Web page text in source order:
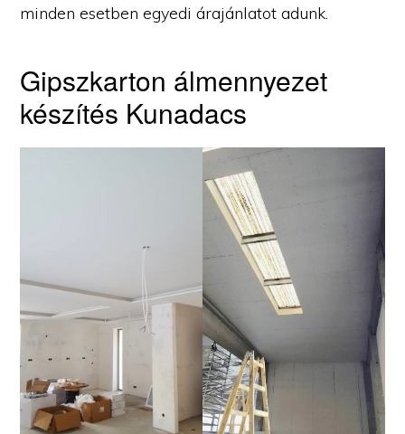
minden esetben egyedi árajánlatot adunk.
Gipszkarton álmennyezet
készítés Kunadacs